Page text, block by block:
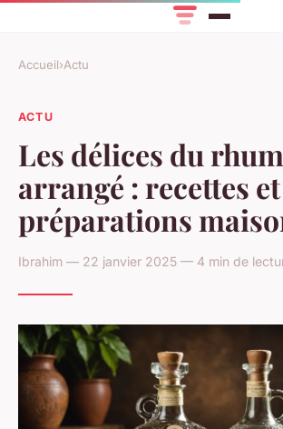
Accueil›Actu
ACTU
Les délices du rhum
arrangé : recettes et
préparations
Ibrahim — 22 janvier 2025 — 4 min de